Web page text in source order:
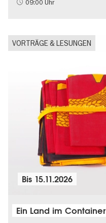
09:00 Uhr
VORTRÄGE & LESUNGEN
Bis 15.11.2026
Ein Land im Container